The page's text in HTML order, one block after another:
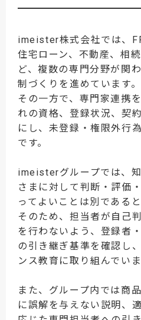
imeister株式会社では、
住宅ローン、不動産、相
ど、複数の専門分野が関
制づくりを進めています。
その一方で、専門家連携
れの資格、登録状況、契
にし、未登録・権限外行
です。
imeisterグループでは、
さまに対して判断・評価
ってよいことは別である
そのため、担当者が自己
を行わないよう、登録者
の引き継ぎ基準を確認し
ンス教育に取り組んでいま
また、グループ内では商
に誤解を与えない説明、